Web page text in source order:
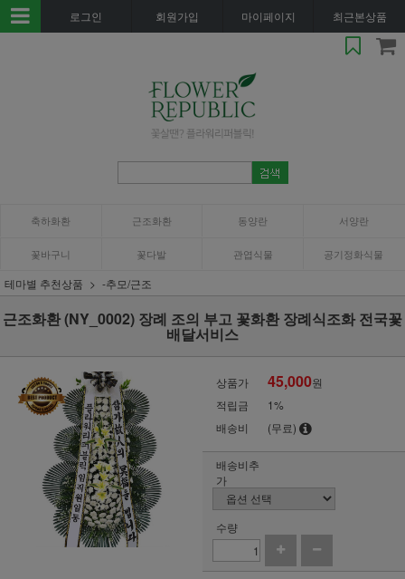
로그인 회원가입 마이페이지 최근본상품
축하화환 근조화환 동양란 서양란
꽃바구니 꽃다발 관엽식물 공기정화식물
테마별 추천상품 -추모/근조
근조화환 (NY_0002) 장례 조의 부고 꽃화환 장례식조화 전국꽃
배달서비스
상품가 45,000원
적립금
1%
배송비
(무료)
배송비추
가
수량